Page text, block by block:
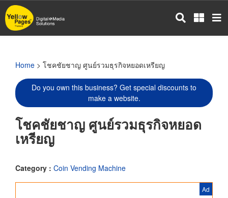
Skip
to
main
Home > โชคชัยชาญ ศูนย์รวมธุรกิจหยอดเหรียญ
Do you own this business? Get special discounts to
make a website.
โชคชัยชาญ ศูนย์รวมธุรกิจหยอด
เหรียญ
Category : Coin Vending Machine
Ad